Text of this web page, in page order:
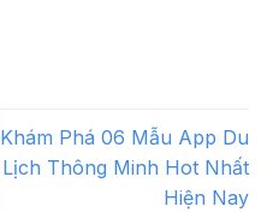
Khám Phá 06 Mẫu App Du
Lịch Thông Minh Hot Nhất
Hiện Nay